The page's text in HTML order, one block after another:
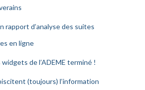
rapport d’analyse des suites
en ligne
de l’ADEME terminé !
(toujours) l’information